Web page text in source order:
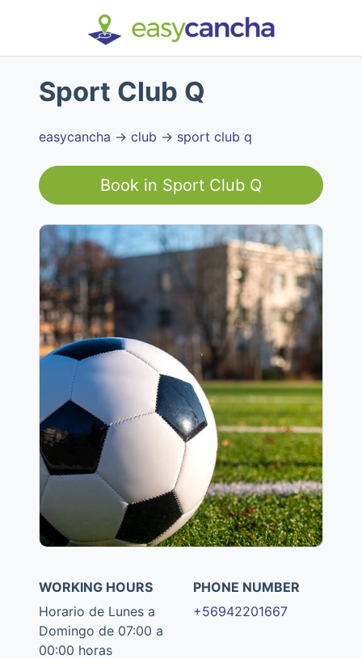
Sport Club Q
easycancha → club → sport club q
Book in Sport Club Q
WORKING HOURS
Horario de Lunes a
Domingo de 07:00 a
00:00 horas
PHONE NUMBER
+56942201667